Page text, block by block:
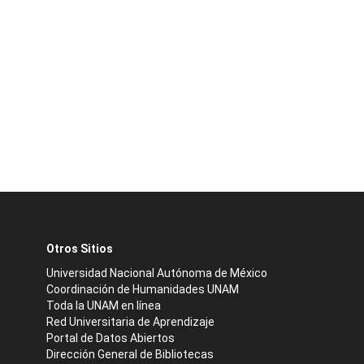
Otros Sitios
Universidad Nacional Autónoma de México
Coordinación de Humanidades UNAM
Toda la UNAM en línea
Red Universitaria de Aprendizaje
Portal de Datos Abiertos
Dirección General de Bibliotecas